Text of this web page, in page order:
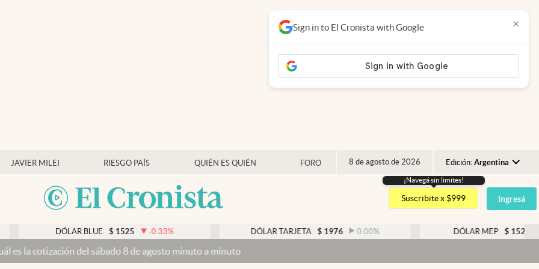
JAVIER MILEI RIESGO PAÍS QUIÉN ES QUIÉN FORO 8 de agosto de 2026 Edición: Argentina
Argentina
España
USA
¡Navegá sin limites!
Suscribite x $999 Ingresá
DÓLAR BLUE $ 1525 -0.33% DÓLAR TARJETA $ 1976 0.00% DÓLAR MEP $ 1526,03
la cotización del sábado 8 de agosto minuto a minuto
Sign in to El Cronista with Google ×